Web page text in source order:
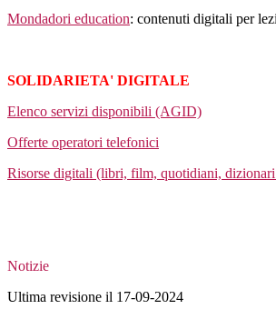
Mondadori education: contenuti digitali per
SOLIDARIETA' DIGITALE
Elenco servizi disponibili (AGID)
Offerte operatori telefonici
Risorse digitali (libri, film, quotidiani,
Notizie
Ultima revisione il 17-09-2024